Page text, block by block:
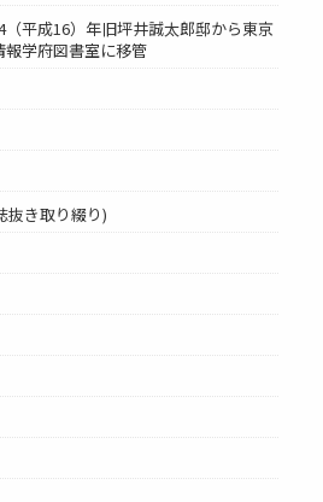
平成16）年旧坪井誠太郎邸から東京
学府図書室に移管
抜き取り綴り)